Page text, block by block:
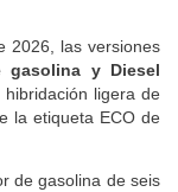
2026, las versiones
gasolina y Diesel
ligera de
la etiqueta ECO de
de gasolina de seis